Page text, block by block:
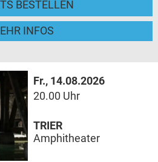
BESTELLEN
INFOS
Fr., 14.08.2026
20.00 Uhr
TRIER
Amphitheater